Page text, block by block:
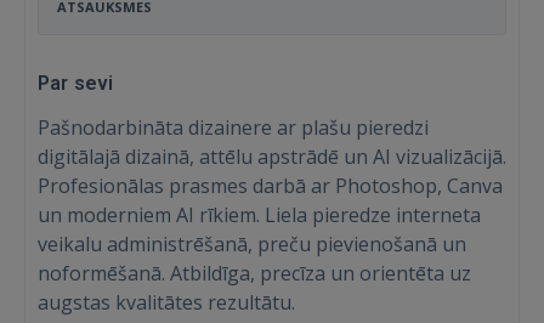
ATSAUKSMES
Par sevi
Pašnodarbināta dizainere ar plašu pieredzi
digitālajā dizainā, attēlu apstrādē un AI vizualizācijā.
Profesionālas prasmes darbā ar Photoshop, Canva
un moderniem AI rīkiem. Liela pieredze interneta
veikalu administrēšanā, preču pievienošanā un
noformēšanā. Atbildīga, precīza un orientēta uz
augstas kvalitātes rezultātu.